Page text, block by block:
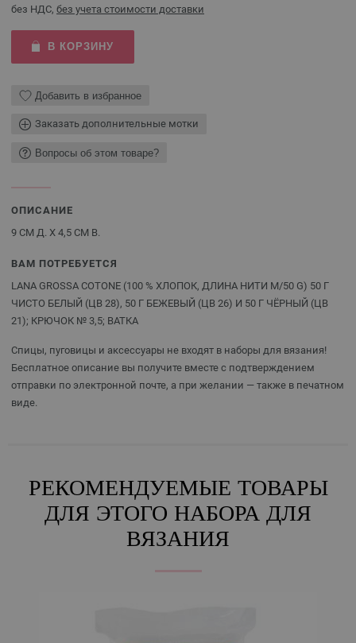
без НДС, без учета стоимости доставки
В КОРЗИНУ
Добавить в избранное
Заказать дополнительные мотки
Вопросы об этом товаре?
ОПИСАНИЕ
9 СМ Д. X 4,5 СМ В.
ВАМ ПОТРЕБУЕТСЯ
LANA GROSSA COTONE (100 % ХЛОПОК, ДЛИНА НИТИ M/50 G) 50 Г
ЧИСТО БЕЛЫЙ (ЦВ 28), 50 Г БЕЖЕВЫЙ (ЦВ 26) И 50 Г ЧЁРНЫЙ (ЦВ
21); КРЮЧОК № 3,5; ВАТКА
Спицы, пуговицы и аксессуары не входят в наборы для вязания!
Бесплатное описание вы получите вместе с подтверждением
отправки по электронной почте, а при желании — также в печатном
виде.
РЕКОМЕНДУЕМЫЕ ТОВАРЫ
ДЛЯ ЭТОГО НАБОРА ДЛЯ
ВЯЗАНИЯ